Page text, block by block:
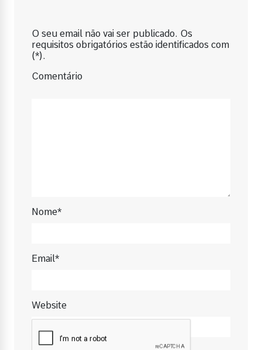
O seu email não vai ser publicado. Os
requisitos obrigatórios estão identificados com
(*).
Comentário
Nome*
Email*
Website